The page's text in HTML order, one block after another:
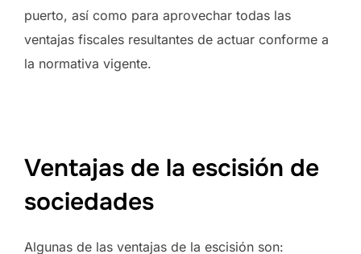
puerto, así como para aprovechar todas las
ventajas fiscales resultantes de actuar conforme a
la normativa vigente.
Ventajas de la escisión de
sociedades
Algunas de las ventajas de la escisión son: